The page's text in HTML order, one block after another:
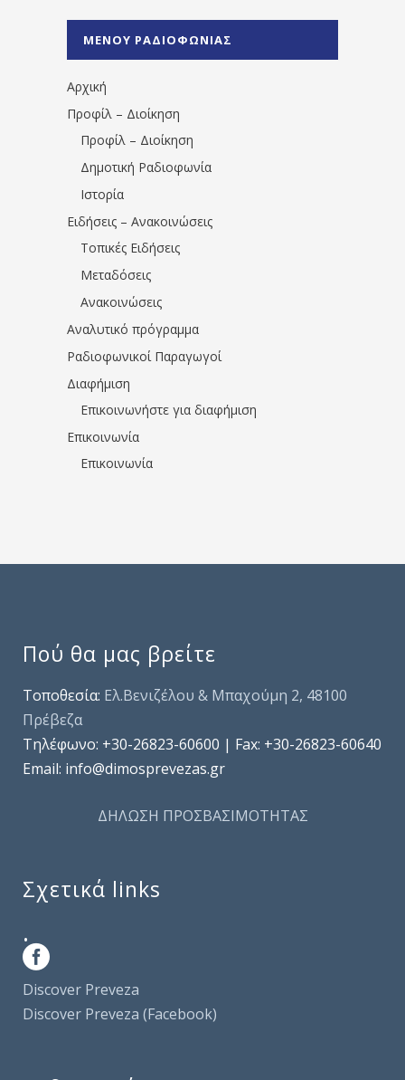
1531194763766854/" artist="" ]
ΜΕΝΟΥ ΡΑΔΙΟΦΩΝΙΑΣ
Αρχική
Προφίλ – Διοίκηση
Προφίλ – Διοίκηση
Δημοτική Ραδιοφωνία
Ιστορία
Ειδήσεις – Ανακοινώσεις
Τοπικές Ειδήσεις
Μεταδόσεις
Ανακοινώσεις
Αναλυτικό πρόγραμμα
Ραδιοφωνικοί Παραγωγοί
Διαφήμιση
Επικοινωνήστε για διαφήμιση
Επικοινωνία
Επικοινωνία
Πού θα μας βρείτε
Τοποθεσία: Ελ.Βενιζέλου & Μπαχούμη 2, 48100
Πρέβεζα
Τηλέφωνo: +30-26823-60600 | Fax: +30-26823-60640
Email: info@dimosprevezas.gr
ΔΗΛΩΣΗ ΠΡΟΣΒΑΣΙΜΟΤΗΤΑΣ
Σχετικά links
.
Discover Preveza
Discover Preveza (Facebook)